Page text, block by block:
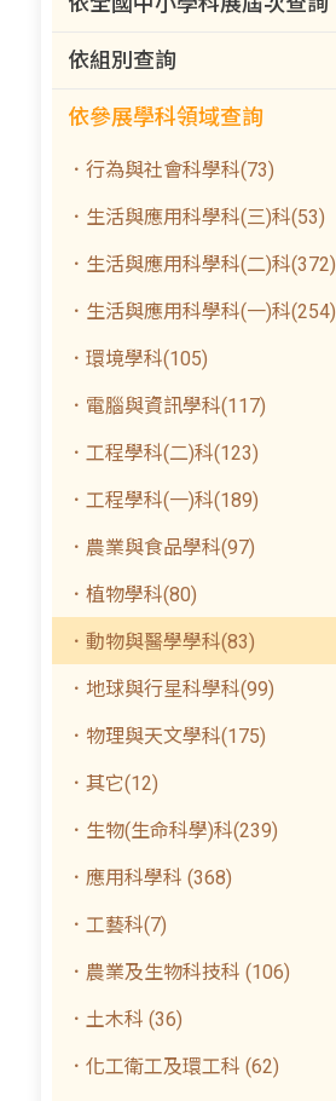
依組別查詢
依參展學科領域查詢
．行為與社會科學科(73)
．生活與應用科學科(三)科(53)
．生活與應用科學科(二)科(372)
．生活與應用科學科(一)科(254)
．環境學科(105)
．電腦與資訊學科(117)
．工程學科(二)科(123)
．工程學科(一)科(189)
．農業與食品學科(97)
．植物學科(80)
．動物與醫學學科(83)
．地球與行星科學科(99)
．物理與天文學科(175)
．其它(12)
．生物(生命科學)科(239)
．應用科學科 (368)
．工藝科(7)
．農業及生物科技科 (106)
．土木科 (36)
．化工衛工及環工科 (62)